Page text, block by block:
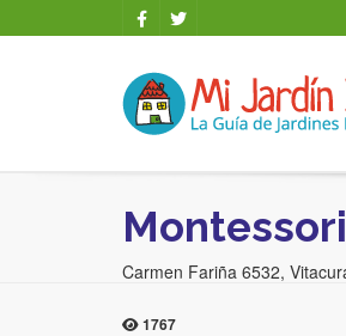
Carmen Fariña 6532,
1767